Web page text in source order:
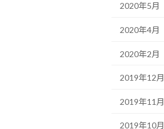
2020年5月
2020年4月
2020年2月
2019年12月
2019年11月
2019年10月